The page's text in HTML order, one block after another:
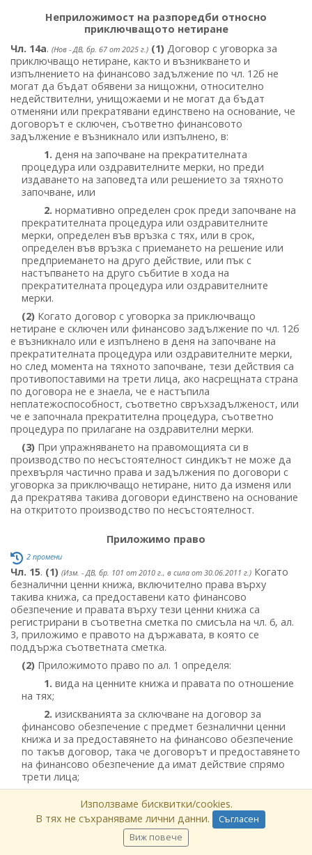
Неприложимост на разпоредби относно
приключващото нетиране
Чл. 14а. (Нов - ДВ, бр. 67 от 2025 г.) (1) Договор с уговорка за
приключващо нетиране, както и възникването и
изпълнението на финансово задължение по чл. 12б не
могат да бъдат обявени за нищожни, относително
недействителни, унищожаеми и не могат да бъдат
отменяни или прекратявани единствено на основание, че
договорът е сключен, съответно финансовото
задължение е възникнало или изпълнено, в:
1. деня на започване на прекратителната
процедура или оздравителните мерки, но преди
издаването на заповедта или решението за тяхното
започване, или
2. нормативно определен срок преди започване на
прекратителната процедура или оздравителните
мерки, определен във връзка с тях, или в срок,
определен във връзка с приемането на решение или
предприемането на друго действие, или пък с
настъпването на друго събитие в хода на
прекратителната процедура или оздравителните
мерки.
(2) Когато договор с уговорка за приключващо
нетиране е сключен или финансово задължение по чл. 12б
е възникнало или е изпълнено в деня на започване на
прекратителната процедура или оздравителните мерки,
но след момента на тяхното започване, тези действия са
противопоставими на трети лица, ако насрещната страна
по договора не е знаела, че е настъпила
неплатежоспособност, съответно свръхзадълженост, или
че е започнала прекратителна процедура, съответно
процедура по прилагане на оздравителни мерки.
(3) При упражняването на правомощията си в
производство по несъстоятелност синдикът не може да
прехвърля частично права и задължения по договори с
уговорка за приключващо нетиране, нито да изменя или
да прекратява такива договори единствено на основание
на откритото производство по несъстоятелност.
Приложимо право
2 промени
Чл. 15. (1) (Изм. - ДВ, бр. 101 от 2010 г., в сила от 30.06.2011 г.) Когато
безналични ценни книжа, включително права върху
такива книжа, са предоставени като финансово
обезпечение и правата върху тези ценни книжа са
регистрирани в съответна сметка по смисъла на чл. 6, ал.
3, приложимо е правото на държавата, в която се
поддържа съответната сметка.
(2) Приложимото право по ал. 1 определя:
1. вида на ценните книжа и правата по отношение
на тях;
2. изискванията за сключване на договор за
финансово обезпечение с предмет безналични ценни
книжа и за предоставянето на финансово обезпечение
по такъв договор, така че договорът и предоставянето
на финансово обезпечение да имат действие спрямо
трети лица;
противопоставими на правото на собственост или
залога на обезпеченото лице върху безналичните ценни
книжа, предоставени като финансово обезпечение,
както и дали правата на това лице са добросъвестно
Използваме бисквитки/cookies.
В тях не съхраняваме лични данни.
Съгласен
Виж повече